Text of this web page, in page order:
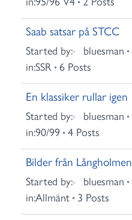
Saab satsar på STCC
Started by:
bluesman
in:SSR 6 Posts
En klassiker rullar igen
Started by:
bluesman
in:90/99 4 Posts
Bilder från Långholmen
Started by:
bluesman
in:Allmänt 3 Posts